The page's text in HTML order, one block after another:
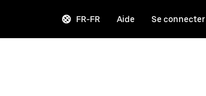
FR-FR Aide Se connecter